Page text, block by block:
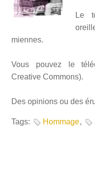
Le
miennes.
Vous pouvez le
Creative Commons).
Des opinions ou des
Tags: Hommage,